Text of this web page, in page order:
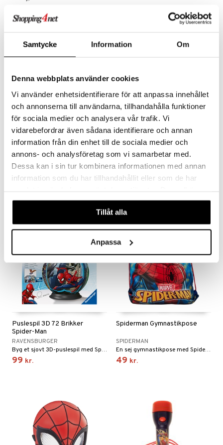
Samtycke Information Om
Denna webbplats använder cookies
Vi använder enhetsidentifierare för att anpassa innehållet
och annonserna till användarna, tillhandahålla funktioner
för sociala medier och analysera vår trafik. Vi
vidarebefordrar även sådana identifierare och annan
information från din enhet till de sociala medier och
annons- och analysföretag som vi samarbetar med.
Dessa kan i sin tur kombinera informationen med annan
information som du har tillhandahållit eller som de har
våra cookies vid fortsatt användande av vår webbplats.
Tillåt alla
Anpassa
Klassisk Spiderman
AVENGERS
Den klassiske superhelt Spiderman!
Spider-Man
CLEMENTONI
Puslespil 3D 72 Brikker
Spider-Man
RAVENSBURGER
Byg et sjovt 3D-puslespil med Spiderman.
99 kr.
Spiderman Gymnastikpose
SPIDERMAN
En sej gymnastikpose med Spiderman.
49 kr.